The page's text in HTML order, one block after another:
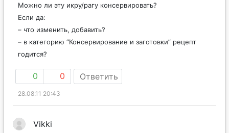
Можно ли эту икру/рагу консервировать?
Если да:
– что изменить, добавить?
– в категорию “Консервирование и заготовки” рецепт
годится?
0 0 Ответить
28.08.11 20:43
Vikki